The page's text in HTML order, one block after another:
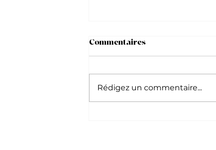
Commentaires
Rédigez un commentaire...